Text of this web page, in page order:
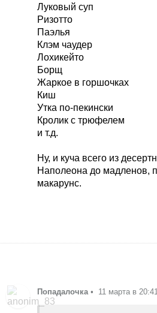
Луковый суп
Ризотто
Паэлья
Клэм чаудер
Лохикейто
Борщ
Жаркое в горшочках
Киш
Утка по-пекински
Кролик с трюфелем
и т.д.
Ну, и куча всего из
Наполеона до мадленов,
макарунс.
Попадалочка • 11 марта в